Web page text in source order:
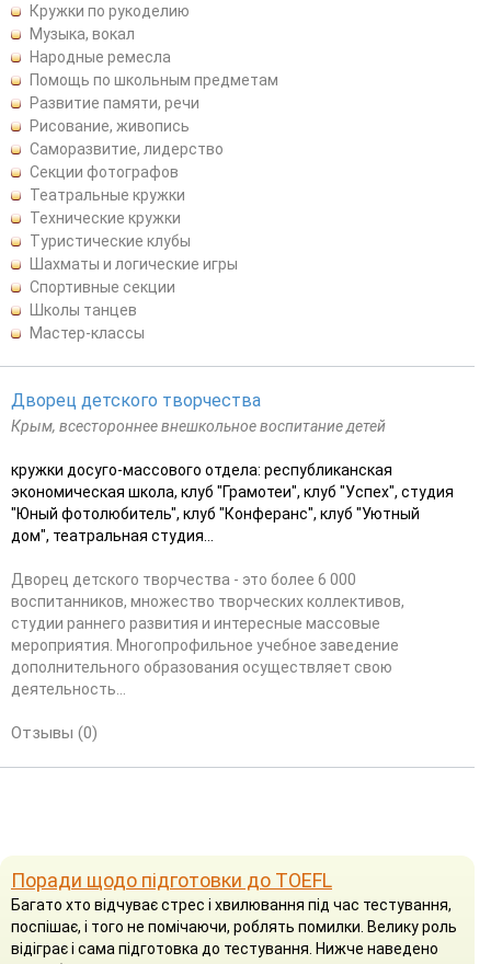
Кружки по рукоделию
Музыка, вокал
Народные ремесла
Помощь по школьным предметам
Развитие памяти, речи
Рисование, живопись
Саморазвитие, лидерство
Секции фотографов
Театральные кружки
Технические кружки
Туристические клубы
Шахматы и логические игры
Спортивные секции
Школы танцев
Мастер-классы
Дворец детского творчества
Крым, всестороннее внешкольное воспитание детей
кружки досуго-массового отдела: республиканская
экономическая школа, клуб "Грамотеи", клуб "Успех", студия
"Юный фотолюбитель", клуб "Конферанс", клуб "Уютный
дом", театральная студия...
Дворец детского творчества - это более 6 000
воспитанников, множество творческих коллективов,
студии раннего развития и интересные массовые
мероприятия. Многопрофильное учебное заведение
дополнительного образования осуществляет свою
деятельность...
Отзывы (0)
Поради щодо підготовки до TOEFL
Багато хто відчуває стрес і хвилювання під час тестування,
поспішає, і того не помічаючи, роблять помилки. Велику роль
відіграє і сама підготовка до тестування. Нижче наведено